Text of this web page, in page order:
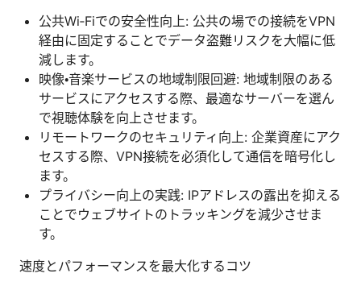
公共Wi‑Fiでの安全性向上: 公共の場での接続をVPN
経由に固定することでデータ盗難リスクを大幅に低
減します。
映像・音楽サービスの地域制限回避: 地域制限のある
サービスにアクセスする際、最適なサーバーを選ん
で視聴体験を向上させます。
リモートワークのセキュリティ向上: 企業資産にアク
セスする際、VPN接続を必須化して通信を暗号化し
ます。
プライバシー向上の実践: IPアドレスの露出を抑える
ことでウェブサイトのトラッキングを減少させま
す。
速度とパフォーマンスを最大化するコツ